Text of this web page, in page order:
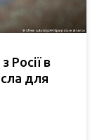
Росії в
для